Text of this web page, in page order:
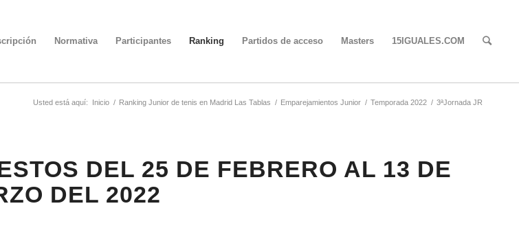
Normativa Participantes Ranking Partidos de acceso Masters 15IGUALES.COM
Usted está aquí: Inicio / Ranking Junior de tenis en Madrid Las Tablas / Emparejamientos Junior / Temporada 2022 / 3ªJornada JR
DEL 25 DE FEBRERO AL 13 DE
DEL 2022